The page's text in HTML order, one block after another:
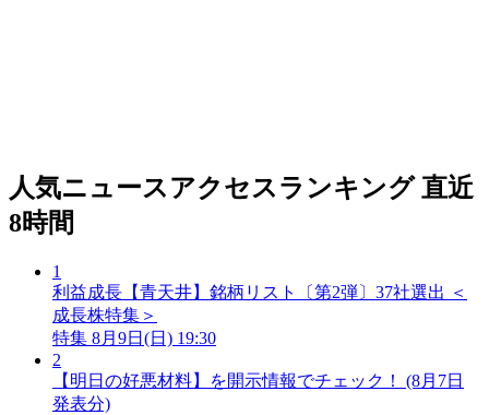
人気ニュースアクセスランキング 直近
8時間
1
利益成長【青天井】銘柄リスト〔第2弾〕37社選出 ＜
成長株特集＞
特集 8月9日(日) 19:30
2
【明日の好悪材料】を開示情報でチェック！ (8月7日
発表分)